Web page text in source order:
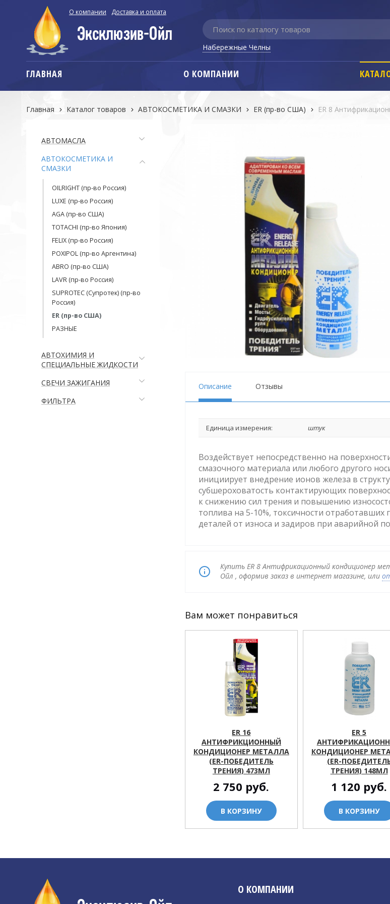
О компании Доставка и оплата
Набережные Челны
ГЛАВНАЯ О КОМПАНИИ
Главная Каталог товаров АВТОКОСМЕТИКА И СМАЗКИ ER (пр-во США) ER 8
АВТОМАСЛА
АВТОКОСМЕТИКА И
СМАЗКИ
OILRIGHT (пр-во Россия)
LUXE (пр-во Россия)
AGA (пр-во США)
TOTACHI (пр-во Япония)
FELIX (пр-во Россия)
POXIPOL (пр-во Аргентина)
ABRO (пр-во США)
LAVR (пр-во Россия)
SUPROTEC (Супротек) (пр-во
Россия)
ER (пр-во США)
РАЗНЫЕ
АВТОХИМИЯ И
СПЕЦИАЛЬНЫЕ ЖИДКОСТИ
СВЕЧИ ЗАЖИГАНИЯ
ФИЛЬТРА
Описание Отзывы
Единица измерения: штук
Воздействует непосредственно на
смазочного материала или любого другого
инициирует внедрение ионов железа в
субшероховатость контактирующих
к снижению сил трения и повышению
топлива на 5-10%, токсичности отработавших
деталей от износа и задиров при аварийной
Купить ER 8 Антифрикационный кондиционер
Ойл , оформив заказ в интернет магазине, или
Вам может понравиться
ER 16
АНТИФРИКЦИОННЫЙ
КОНДИЦИОНЕР МЕТАЛЛА
(ER-ПОБЕДИТЕЛЬ
ТРЕНИЯ) 473МЛ
2 750 руб.
В КОРЗИНУ
ER 5
КОНДИЦИОНЕР
(ER-
ТРЕНИЯ) 148МЛ
1 120 руб.
В КОРЗИНУ
О КОМПАНИИ